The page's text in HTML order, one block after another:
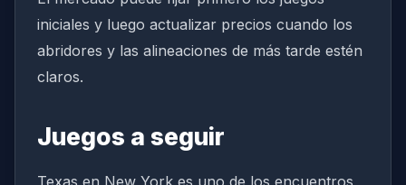
iniciales y luego actualizar precios cuando los
abridores y las alineaciones de más tarde estén
claros.
Juegos a seguir
Texas en New York es uno de los encuentros